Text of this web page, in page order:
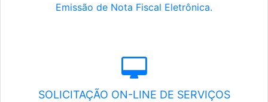
Emissão de Nota Fiscal Eletrônica.
SOLICITAÇÃO ON-LINE DE SERVIÇOS